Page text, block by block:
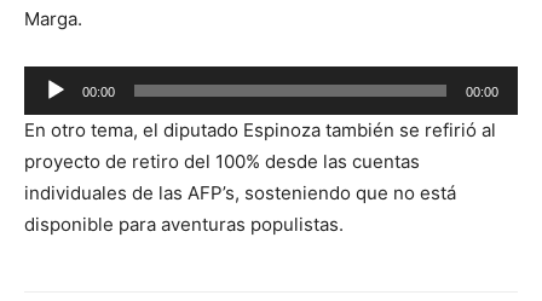
Marga.
Reproductor
de
audio
00:00 00:00
En otro tema, el diputado Espinoza también se refirió al
proyecto de retiro del 100% desde las cuentas
individuales de las AFP’s, sosteniendo que no está
disponible para aventuras populistas.